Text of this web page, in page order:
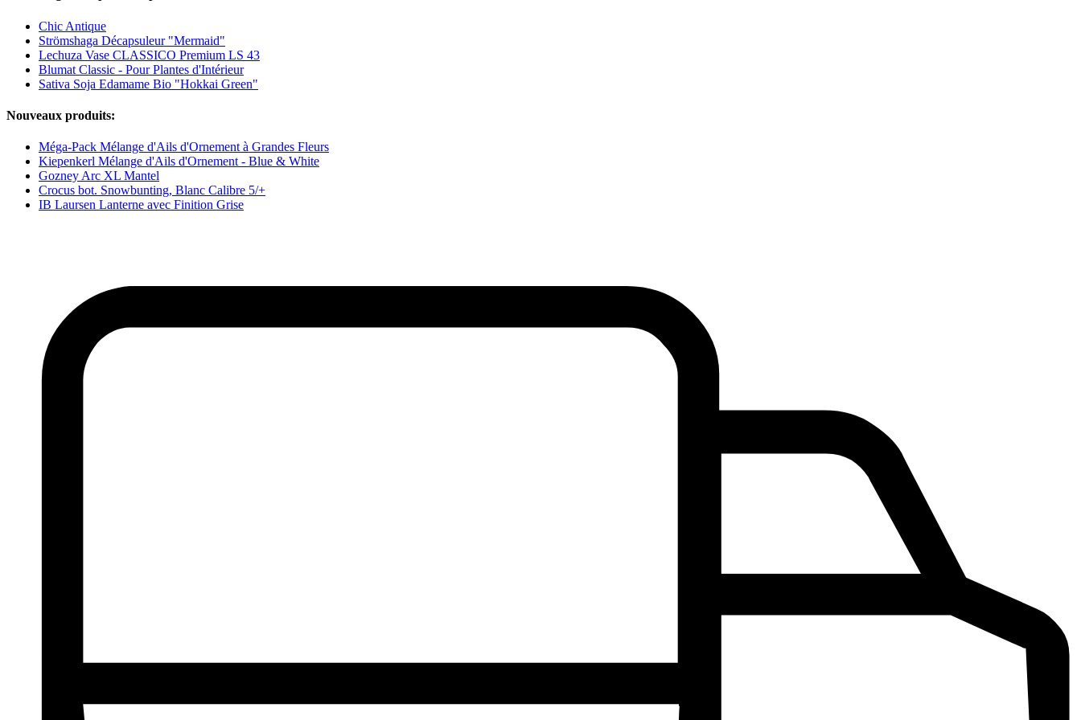
Chic Antique
Strömshaga Décapsuleur "Mermaid"
Lechuza Vase CLASSICO Premium LS 43
Blumat Classic - Pour Plantes d'Intérieur
Sativa Soja Edamame Bio "Hokkai Green"
Nouveaux produits:
Méga-Pack Mélange d'Ails d'Ornement à Grandes Fleurs
Kiepenkerl Mélange d'Ails d'Ornement - Blue & White
Gozney Arc XL Mantel
Crocus bot. Snowbunting, Blanc Calibre 5/+
IB Laursen Lanterne avec Finition Grise